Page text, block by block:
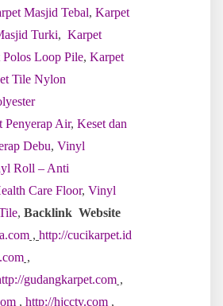
Masjid Tebal, Karpet
Turki, Karpet
Polos Loop Pile, Karpet
Tile Nylon
Penyerap Air, Keset dan
Debu, Vinyl
Roll – Anti
Care Floor, Vinyl
, Backlink Website
, http://cucikarpet.id
,
gudangkarpet.com ,
, http://hjcctv.com ,